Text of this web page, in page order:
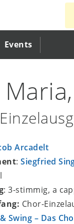
Events
Arcadelt
:Siegfried
: 3-stimmig, a
Chor-
Swing – Das